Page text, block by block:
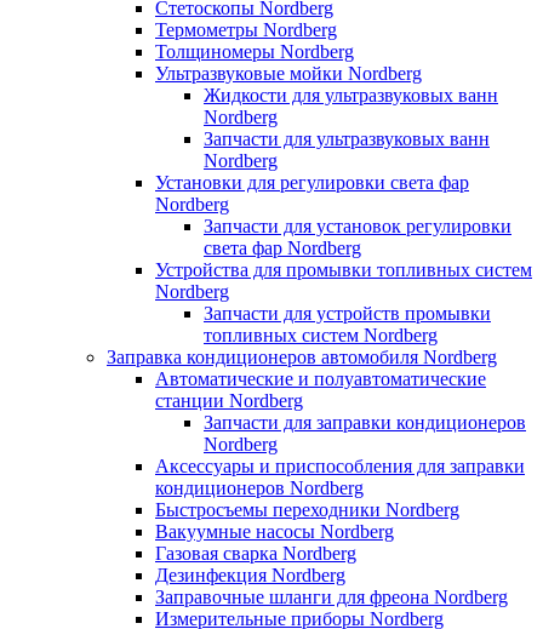
Стетоскопы Nordberg
Термометры Nordberg
Толщиномеры Nordberg
Ультразвуковые мойки Nordberg
Жидкости для ультразвуковых ванн
Nordberg
Запчасти для ультразвуковых ванн
Nordberg
Установки для регулировки света фар
Nordberg
Запчасти для установок регулировки
света фар Nordberg
Устройства для промывки топливных систем
Nordberg
Запчасти для устройств промывки
топливных систем Nordberg
Заправка кондиционеров автомобиля Nordberg
Автоматические и полуавтоматические
станции Nordberg
Запчасти для заправки кондиционеров
Nordberg
Аксессуары и приспособления для заправки
кондиционеров Nordberg
Быстросъемы переходники Nordberg
Вакуумные насосы Nordberg
Газовая сварка Nordberg
Дезинфекция Nordberg
Заправочные шланги для фреона Nordberg
Измерительные приборы Nordberg